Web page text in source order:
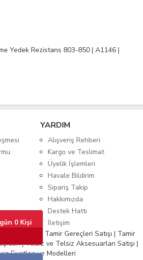
0 Kişi
Yedek Rezistans 803-850 | A1146 |
YARDIM
Alışveriş Rehberi
Kargo ve Teslimat
Üyelik İşlemleri
Havale Bildirim
Sipariş Takip
Hakkımızda
Destek Hattı
İletişim
Servis Tamir Gereçleri Satışı | Tamir
| Telsiz ve Telsiz Aksesuarları Satışı |
Fiyatları ve Modelleri